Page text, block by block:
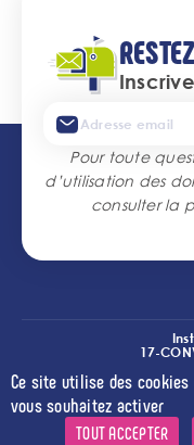
Pour toute
d’utilisation des
consulter la
17-
Crédits l
Ce site utilise des
vous souhaitez activer
TOUT ACCEPTER